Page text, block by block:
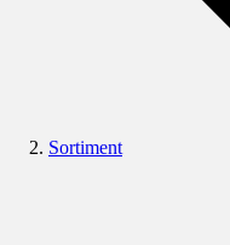
Sortiment